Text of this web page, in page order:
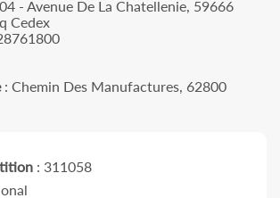
- Avenue De La Chatellenie, 59666
Cedex
: Chemin Des Manufactures, 62800
: 311058